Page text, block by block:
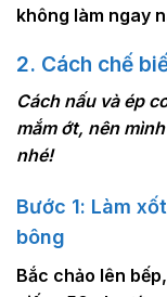
không làm ngay
2. Cách chế
Cách nấu và ép
mắm ớt, nên
nhé!
Bước 1: Làm
bông
Bắc chảo lên